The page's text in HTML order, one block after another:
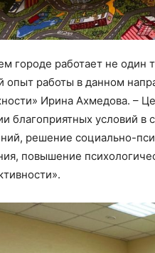
городе работает не один
опыт работы в данном
Ирина Ахмедова. –
благоприятных условий
решение социально-
повышение